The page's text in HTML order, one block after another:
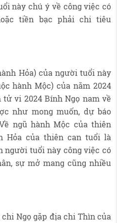
này chú ý về công việc có
tiền bạc phải chi tiêu
Hỏa) của người tuổi này
hành Mộc) của năm 2024
tử vi 2024 Bính Ngọ nam về
như mong muốn, dự báo
ngũ hành Mộc của thiên
Hỏa của thiên can tuổi là
người tuổi này công việc có
sự mở mang cũng nhiều
Ngọ gặp địa chi Thìn của